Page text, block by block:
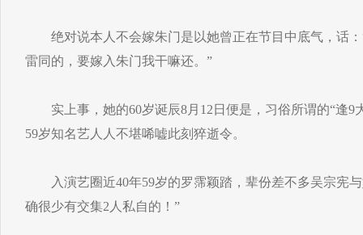
绝对说本人不会嫁朱门是以她曾正在节目中底气，话：
雷同的，要嫁入朱门我干嘛还。”
实上事，她的60岁诞辰8月12日便是，习俗所谓的“逢9
59岁知名艺人人不堪唏嘘此刻猝逝令。
入演艺圈近40年59岁的罗霈颖踏，辈份差不多吴宗宪与
确很少有交集2人私自的！”